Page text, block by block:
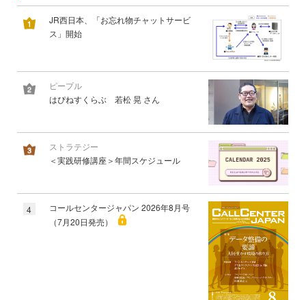
JR西日本、「お忘れ物チャットサービ
ス」開始
ピープル
はぴねすくらぶ 若松 晃 さん
ストラテジー
＜実践研修講座＞年間スケジュール
4
コールセンタージャパン 2026年8月号
（7月20日発売）